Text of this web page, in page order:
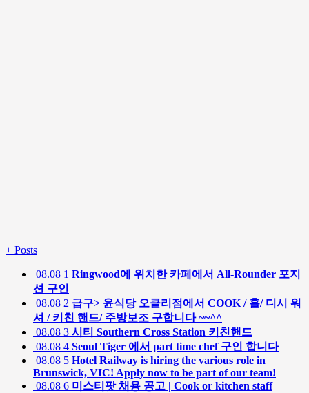
+ Posts
08.08 1 Ringwood에 위치한 카페에서 All-Rounder 포지
션 구인
08.08 2 급구> 윤식당 오클리점에서 COOK / 홀/ 디시 워
셔 / 키친 핸드/ 주방보조 구합니다 ~~^^
08.08 3 시티 Southern Cross Station 키친핸드
08.08 4 Seoul Tiger 에서 part time chef 구인 합니다
08.08 5 Hotel Railway is hiring the various role in
Brunswick, VIC! Apply now to be part of our team!
08.08 6 미스티팟 채용 공고 | Cook or kitchen staff